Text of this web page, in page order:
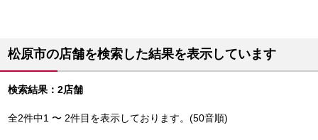
松原市の店舗を検索した結果を表示しています
検索結果：2店舗
全2件中1 〜 2件目を表示しております。(50音順)